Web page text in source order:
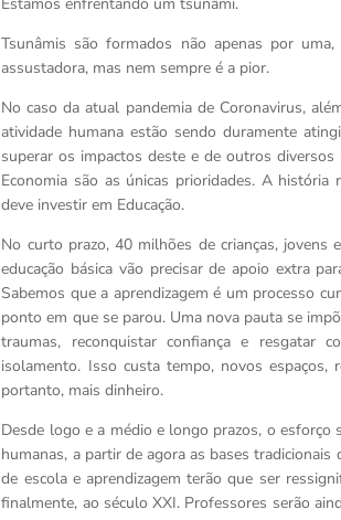
Tsunâmis são formados não apenas por
assustadora, mas nem sempre é a pior.
No caso da atual pandemia de Coronavirus,
atividade humana estão sendo duramente
superar os impactos deste e de outros
Economia são as únicas prioridades. A
deve investir em Educação.
No curto prazo, 40 milhões de crianças,
educação básica vão precisar de apoio extra
Sabemos que a aprendizagem é um processo
ponto em que se parou. Uma nova pauta se
traumas, reconquistar confiança e resgatar
isolamento. Isso custa tempo, novos espaços,
portanto, mais dinheiro.
Desde logo e a médio e longo prazos, o esforço
humanas, a partir de agora as bases
de escola e aprendizagem terão que ser
finalmente, ao século XXI. Professores serão